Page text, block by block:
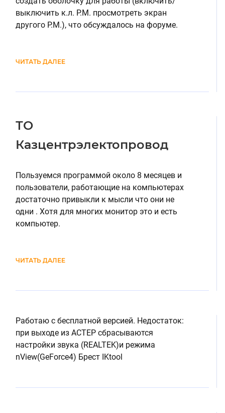
выключить к.л. Р.М. просмотреть экран
другого Р.М.), что обсуждалось на форуме.
ЧИТАТЬ ДАЛЕЕ
ТО
Казцентрэлектопровод
Пользуемся программой около 8 месяцев и
пользователи, работающие на компьютерах
достаточно привыкли к мысли что они не
одни . Хотя для многих монитор это и есть
компьютер.
ЧИТАТЬ ДАЛЕЕ
Работаю с бесплатной версией. Недостаток:
при выходе из АСТЕР сбрасываются
настройки звука (REALTEK)и режима
nView(GeForce4) Брест IKtool